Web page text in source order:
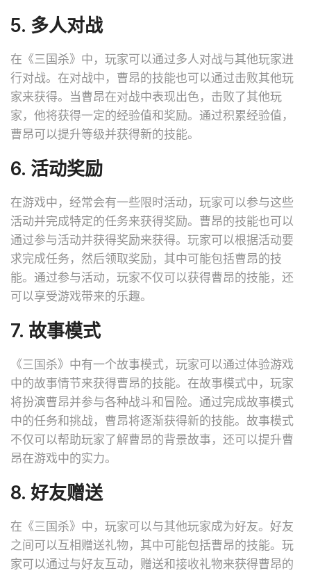
5. 多人对战
在《三国杀》中，玩家可以通过多人对战与其他玩家进
行对战。在对战中，曹昂的技能也可以通过击败其他玩
家来获得。当曹昂在对战中表现出色，击败了其他玩
家，他将获得一定的经验值和奖励。通过积累经验值，
曹昂可以提升等级并获得新的技能。
6. 活动奖励
在游戏中，经常会有一些限时活动，玩家可以参与这些
活动并完成特定的任务来获得奖励。曹昂的技能也可以
通过参与活动并获得奖励来获得。玩家可以根据活动要
求完成任务，然后领取奖励，其中可能包括曹昂的技
能。通过参与活动，玩家不仅可以获得曹昂的技能，还
可以享受游戏带来的乐趣。
7. 故事模式
《三国杀》中有一个故事模式，玩家可以通过体验游戏
中的故事情节来获得曹昂的技能。在故事模式中，玩家
将扮演曹昂并参与各种战斗和冒险。通过完成故事模式
中的任务和挑战，曹昂将逐渐获得新的技能。故事模式
不仅可以帮助玩家了解曹昂的背景故事，还可以提升曹
昂在游戏中的实力。
8. 好友赠送
在《三国杀》中，玩家可以与其他玩家成为好友。好友
之间可以互相赠送礼物，其中可能包括曹昂的技能。玩
家可以通过与好友互动，赠送和接收礼物来获得曹昂的